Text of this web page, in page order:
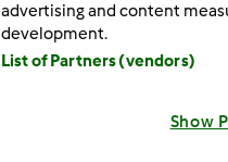
advertising and content
development.
List of Partners (vendors)
Show